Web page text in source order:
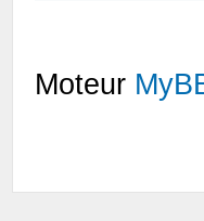
Moteur